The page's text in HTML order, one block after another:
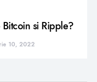
si Ripple?
10, 2022